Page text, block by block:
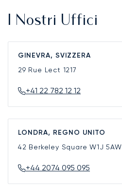
I Nostri Uffici
GINEVRA, SVIZZERA
29 Rue Lect 1217
+41 22 782 12 12
LONDRA, REGNO UNITO
42 Berkeley SquareW1J 5AW
+44 2074 095 095